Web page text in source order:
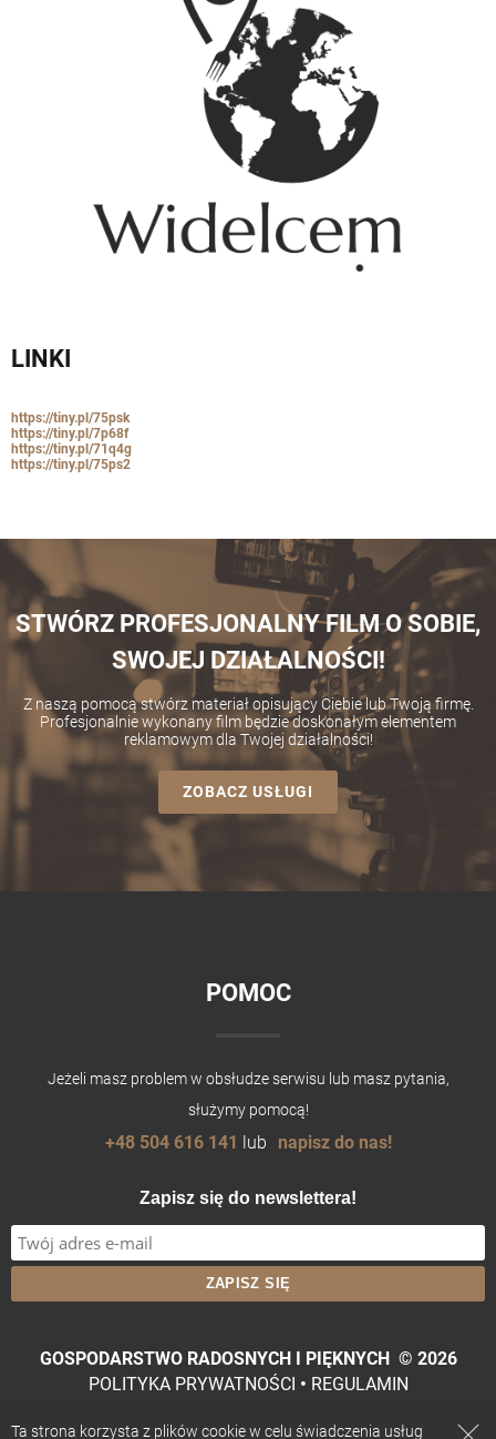
Ta strona korzysta z plików cookie w celu świadczenia usług
LINKI
https://tiny.pl/75psk
https://tiny.pl/7p68f
https://tiny.pl/71q4g
https://tiny.pl/75ps2
STWÓRZ PROFESJONALNY FILM O SOBIE,
SWOJEJ DZIAŁALNOŚCI!
Z naszą pomocą stwórz materiał opisujący Ciebie lub Twoją firmę.
Profesjonalnie wykonany film będzie doskonałym elementem
reklamowym dla Twojej działalności!
ZOBACZ USŁUGI
POMOC
Jeżeli masz problem w obsłudze serwisu lub masz pytania,
służymy pomocą!
+48 504 616 141 lub napisz do nas!
Zapisz się do newslettera!
GOSPODARSTWO RADOSNYCH I PIĘKNYCH © 2026
POLITYKA PRYWATNOŚCI • REGULAMIN